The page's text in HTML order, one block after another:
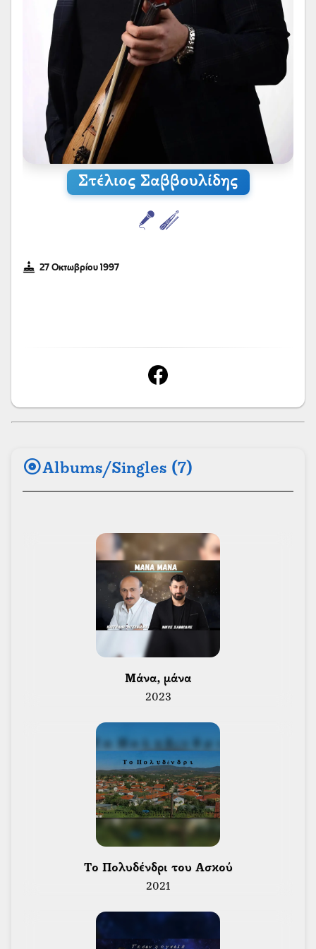
Στέλιος Σαββουλίδης
27 Οκτωβρίου 1997
albumAlbums/Singles (7)
Μάνα, μάνα
2023
Το Πολυδένδρι του Ασκού
2021